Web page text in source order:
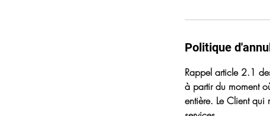
Politique
Rappel article 2.1
à partir du moment
entière. Le Client qui